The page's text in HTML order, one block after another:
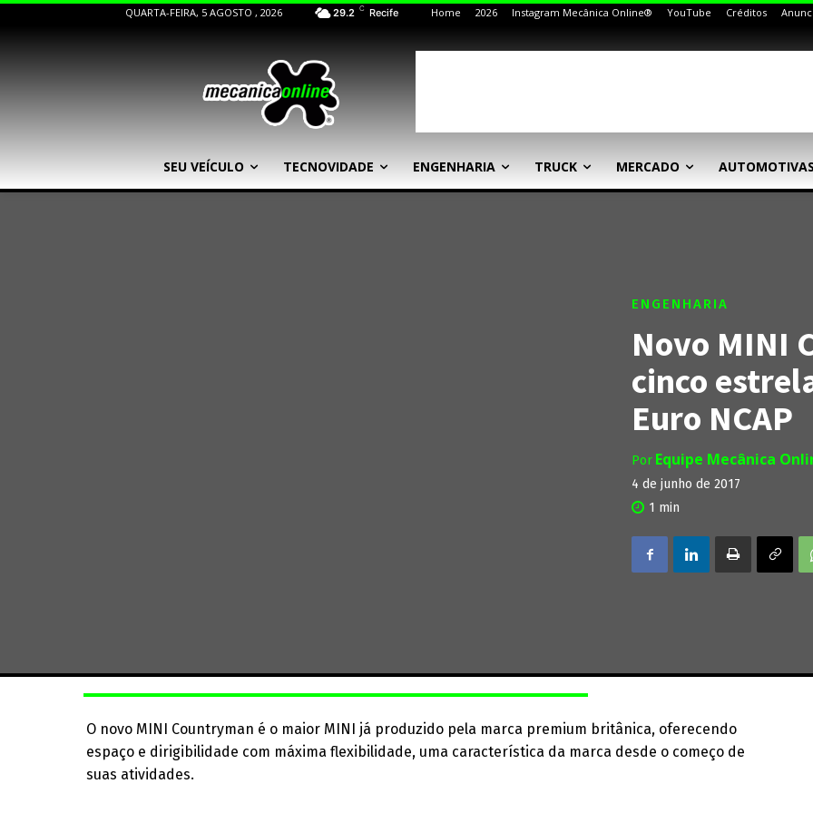
QUARTA-FEIRA, 5 AGOSTO , 2026 29.2 C Recife Home 2026 Instagram Mecânica Online® YouTube Créditos
SEU VEÍCULO TECNOVIDADE ENGENHARIA TRUCK MERCADO
ENGENHARIA
Novo MINI
cinco
Euro NCAP
Por Equipe Mecânica
4 de junho de 2017
1 min
O novo MINI Countryman é o maior MINI já produzido pela marca premium britânica, oferecendo
espaço e dirigibilidade com máxima flexibilidade, uma característica da marca desde o começo de
suas atividades.